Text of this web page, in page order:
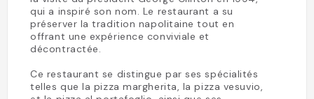
qui a inspiré son nom. Le restaurant a su
préserver la tradition napolitaine tout en
offrant une expérience conviviale et
décontractée.
Ce restaurant se distingue par ses spécialités
telles que la pizza margherita, la pizza vesuvio,